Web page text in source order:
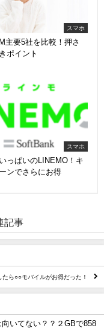
スマホ
主要5社を比較！押さ
ポイント
スマホ
っぱいのLINEMO！キ
ンでさらにお得
記事
ら○○モバイルがお得だった！
いてない？？２GBで858